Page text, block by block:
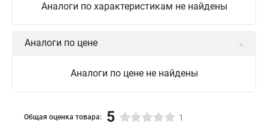
Аналоги по характеристикам не найдены
Аналоги по цене
Аналоги по цене не найдены
Общая оценка товара: 5 1